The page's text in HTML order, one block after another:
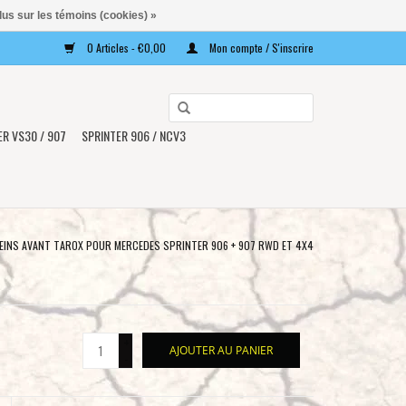
0 Articles - €0,00 Mon compte / S'inscrire
sélectionner
résultat
Entrée
VS30 / 907
SPRINTER 906 / NCV3
AVANT TAROX POUR MERCEDES SPRINTER 906 + 907 RWD ET 4X4
AJOUTER AU PANIER
sur les témoins (cookies) »